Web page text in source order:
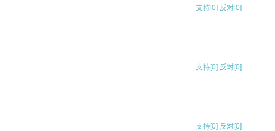
支持[0] 反对[0]
支持[0] 反对[0]
支持[0] 反对[0]